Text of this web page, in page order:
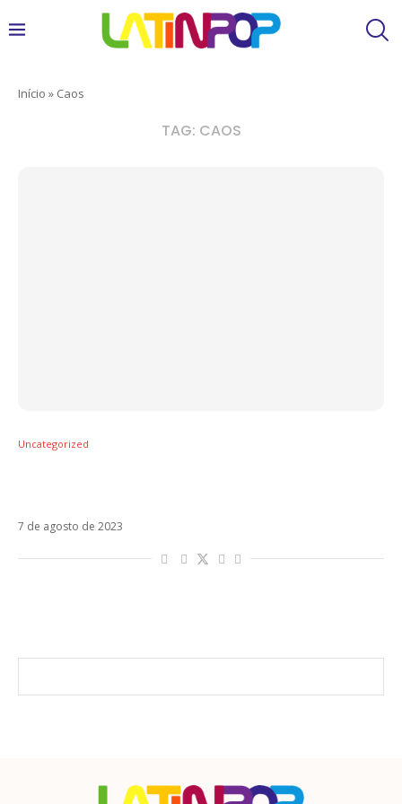
Início » Caos
TAG: CAOS
Uncategorized
7 de agosto de 2023